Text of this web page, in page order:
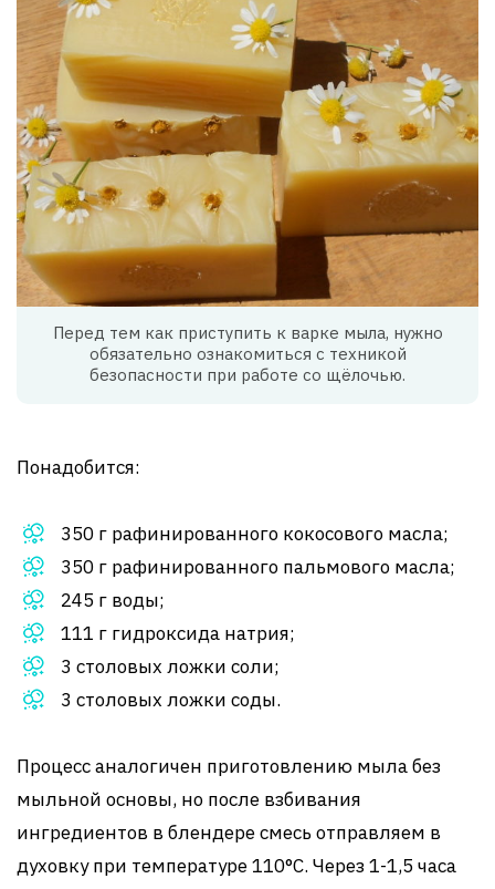
Перед тем как приступить к варке мыла, нужно
обязательно ознакомиться с техникой
безопасности при работе со щёлочью.
Понадобится:
350 г рафинированного кокосового масла;
350 г рафинированного пальмового масла;
245 г воды;
111 г гидроксида натрия;
3 столовых ложки соли;
3 столовых ложки соды.
Процесс аналогичен приготовлению мыла без
мыльной основы, но после взбивания
ингредиентов в блендере смесь отправляем в
духовку при температуре 110°С. Через 1-1,5 часа